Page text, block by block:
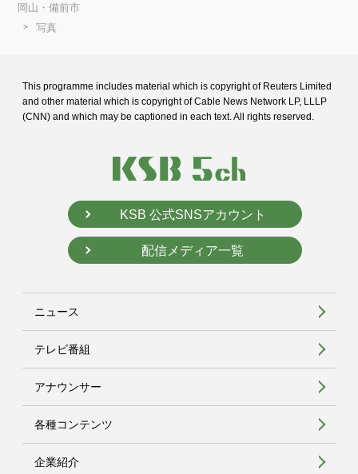
岡山・備前市
写真
This programme includes material which is copyright of Reuters Limited
and other material which is copyright of Cable News Network LP, LLLP
(CNN) and which may be captioned in each text. All rights reserved.
KSB 公式SNSアカウント
配信メディア一覧
ニュース
テレビ番組
アナウンサー
各種コンテンツ
企業紹介